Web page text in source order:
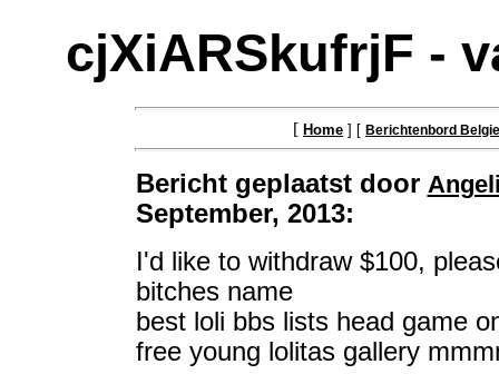
cjXiARSkufrjF -
[ Home ] [ Berichtenbord Belgie
Bericht geplaatst door
September, 2013:
I'd like to withdraw $100,
bitches name
best loli bbs lists head game
free young lolitas gallery